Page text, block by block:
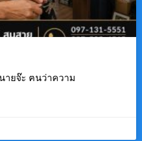
ายจ๊ะ ฅนว่าความ